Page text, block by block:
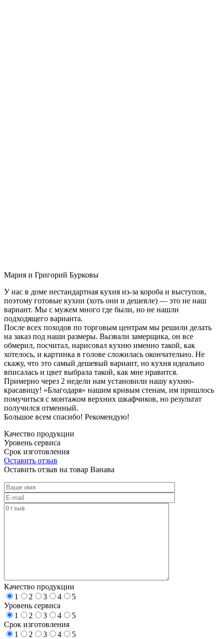
Мария и Григорий Бурковы
У нас в доме нестандартная кухня из-за короба и выступов,
поэтому готовые кухни (хоть они и дешевле) — это не наш
вариант. Мы с мужем много где были, но не нашли
подходящего варианта.
После всех походов по торговым центрам мы решили делать
на заказ под наши размеры. Вызвали замерщика, он все
обмерил, посчитал, нарисовал кухню именно такой, как
хотелось, и картинка в голове сложилась окончательно. Не
скажу, что это самый дешевый вариант, но кухня идеально
вписалась и цвет выбрала такой, как мне нравится.
Примерно через 2 недели нам установили нашу кухню-
красавицу! «Благодаря» нашим кривым стенам, им пришлось
помучиться с монтажом верхних шкафчиков, но результат
получился отменный.
Большое всем спасибо! Рекомендую!
Качество продукции
Уровень сервиса
Срок изготовления
Оставить отзыв
Оставить отзыв на товар Ванава
Качество продукции
1
2 3 4
5
Уровень сервиса
1
2 3 4
5
Срок изготовления
1
2 3 4
5